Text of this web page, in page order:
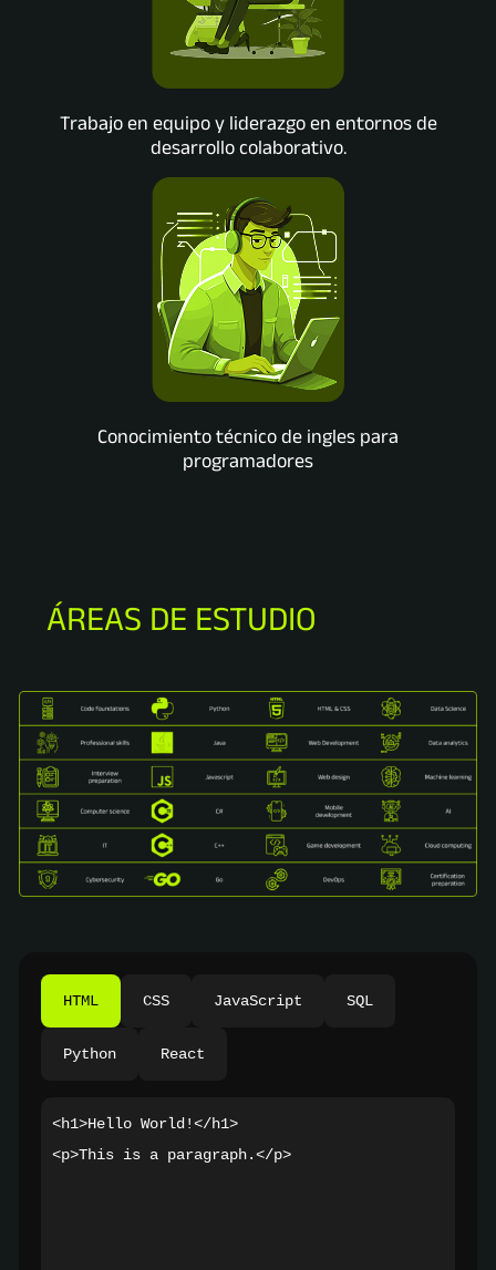
Trabajo en equipo y liderazgo en entornos de
desarrollo colaborativo.
Conocimiento técnico de ingles para
programadores
ÁREAS DE ESTUDIO
HTML CSS JavaScript SQL
Python React